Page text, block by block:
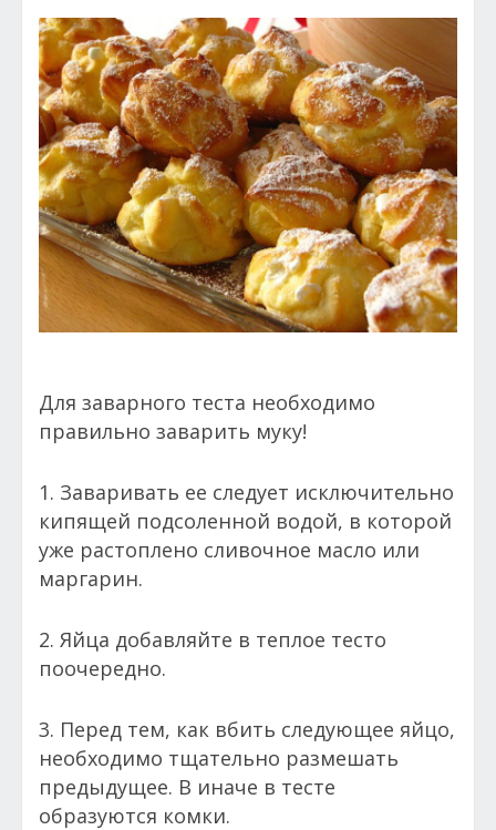
Для заварного теста необходимо
правильно заварить муку!
1. Заваривать ее следует исключительно
кипящей подсоленной водой, в которой
уже растоплено сливочное масло или
маргарин.
2. Яйца добавляйте в теплое тесто
поочередно.
3. Перед тем, как вбить следующее яйцо,
необходимо тщательно размешать
предыдущее. В иначе в тесте
образуются комки.